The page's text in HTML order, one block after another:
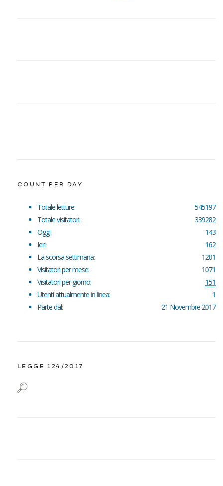
COUNT PER DAY
545197
Totale letture:
339282
Totale visitatori:
143
Oggi:
162
Ieri:
1201
La scorsa settimana:
1071
Visitatori per mese:
151
Visitatori per giorno:
1
Utenti attualmente in linea:
21 Novembre 2017
Parte dal:
LEGGE 124/2017